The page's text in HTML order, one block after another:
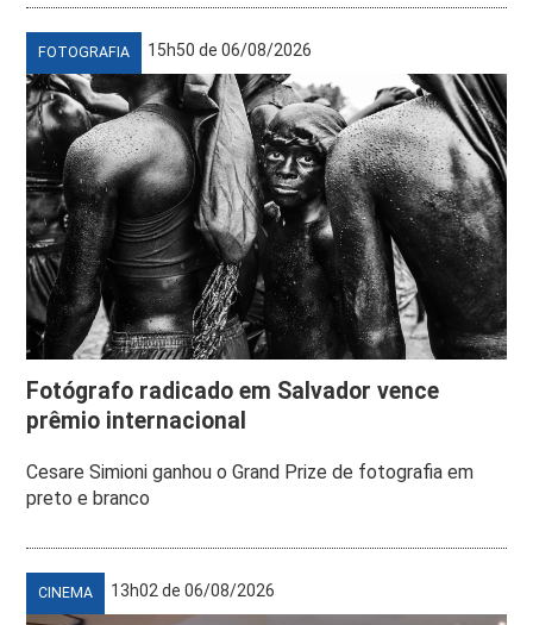
FOTOGRAFIA 15h50 de 06/08/2026
Fotógrafo radicado em Salvador vence
prêmio internacional
Cesare Simioni ganhou o Grand Prize de fotografia em
preto e branco
CINEMA 13h02 de 06/08/2026